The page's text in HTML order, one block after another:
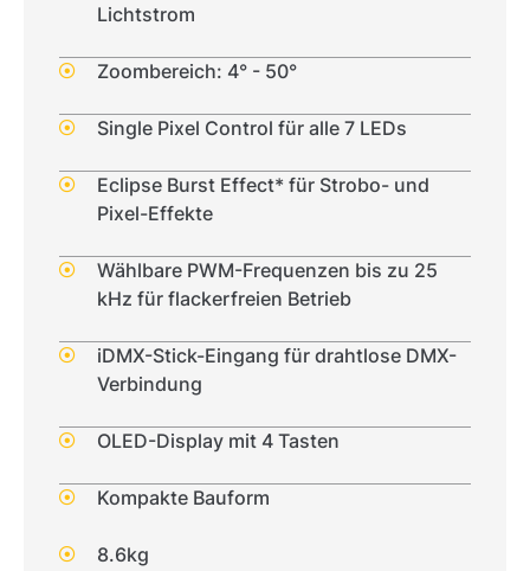
Lichtstrom
Zoombereich: 4° - 50°
Single Pixel Control für alle 7 LEDs
Eclipse Burst Effect* für Strobo- und
Pixel-Effekte
Wählbare PWM-Frequenzen bis zu 25
kHz für flackerfreien Betrieb
iDMX-Stick-Eingang für drahtlose DMX-
Verbindung
OLED-Display mit 4 Tasten
Kompakte Bauform
8.6kg